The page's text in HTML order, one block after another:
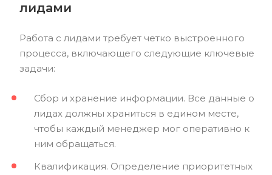
лидами
Работа с лидами требует четко выстроенного
процесса, включающего следующие ключевые
задачи:
Сбор и хранение информации. Все данные о
лидах должны храниться в едином месте,
чтобы каждый менеджер мог оперативно к
ним обращаться.
Квалификация. Определение приоритетных